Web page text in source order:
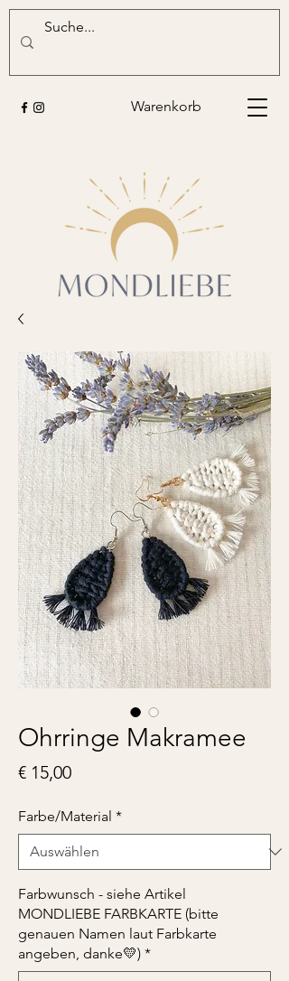
Warenkorb
Ohrringe Makramee
€ 15,00Preis
Farbe/Material *
Farbwunsch - siehe Artikel
MONDLIEBE FARBKARTE (bitte
genauen Namen laut Farbkarte
angeben, danke💛) *